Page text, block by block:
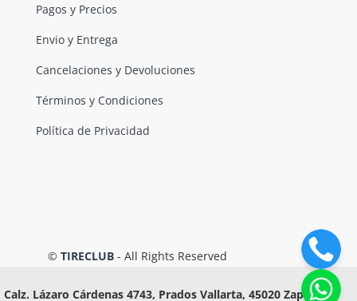
Pagos y Precios
Envio y Entrega
Cancelaciones y Devoluciones
Términos y Condiciones
Política de Privacidad
© TIRECLUB - All Rights Reserved
Calz. Lázaro Cárdenas 4743, Prados Vallarta, 45020 Zapopan,